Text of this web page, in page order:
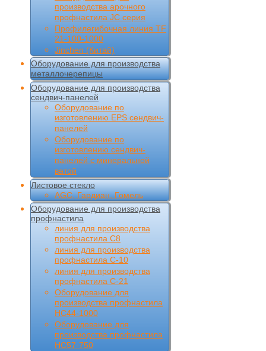
производства арочного
профнастила JC серия
Профилегибочная линия TF
21-100-1000
Jinchen (Китай)
Оборудование для производства
металлочерепицы
Оборудование для производства
сендвич-панелей
Оборудование по
изготовлению EPS сендвич-
панелей
Оборудование по
изготовлению сендвич-
панелей с минеральной
ватой
Листовое стекло
AGC, Гардиан, Гомель
Оборудование для производства
профнастила
линия для производства
профнастила С8
линия для производства
профнастила С-10
линия для производства
профнастила С-21
Оборудование для
производства профнастила
НС44-1000
Оборудование для
производства профнастила
НС57-750